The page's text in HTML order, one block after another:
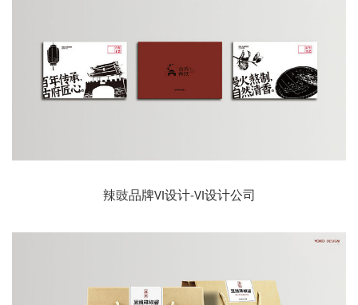
辣豉品牌VI设计-VI设计公司